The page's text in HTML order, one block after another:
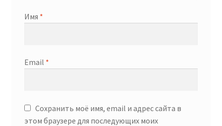
Имя *
Email *
Сохранить моё имя, email и адрес сайта в
этом браузере для последующих моих